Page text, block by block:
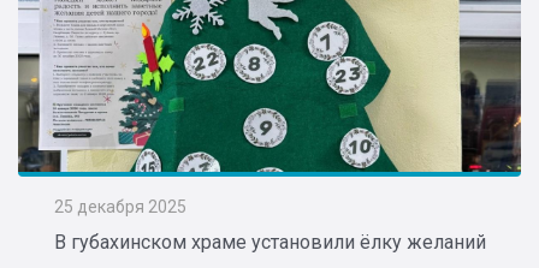
25 декабря 2025
В губахинском храме установили ёлку желаний